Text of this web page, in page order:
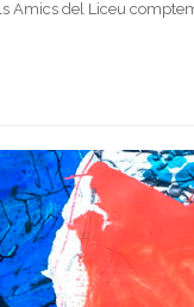
Amics del Liceu